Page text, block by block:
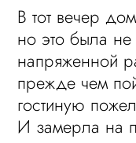
В тот вечер
но это была
напряженной
прежде чем
гостиную
И замерла на